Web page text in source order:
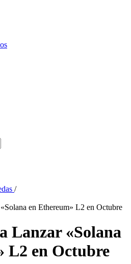
/
en Ethereum» L2 en Octubre
Lanzar «Solana
L2 en Octubre